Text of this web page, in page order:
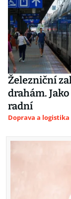
Železniční
drahám.
radní
Doprava a logistika